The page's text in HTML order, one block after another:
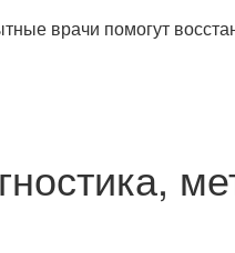
врачи помогут